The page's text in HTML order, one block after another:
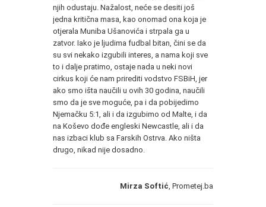
njih odustaju. Nažalost, neće se desiti još
jedna kritična masa, kao onomad ona koja je
otjerala Muniba Ušanovića i strpala ga u
zatvor. Iako je ljudima fudbal bitan, čini se da
su svi nekako izgubili interes, a nama koji sve
to i dalje pratimo, ostaje nada u neki novi
cirkus koji će nam prirediti vodstvo FSBiH, jer
ako smo išta naučili u ovih 30 godina, naučili
smo da je sve moguće, pa i da pobijedimo
Njemačku 5:1, ali i da izgubimo od Malte, i da
na Koševo dođe engleski Newcastle, ali i da
nas izbaci klub sa Farskih Ostrva. Ako ništa
drugo, nikad nije dosadno.
Mirza Softić, Prometej.ba